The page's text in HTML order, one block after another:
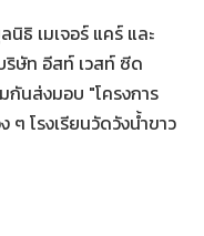
ธิ เมเจอร์ แคร์ และ
ษัท อีสท์ เวสท์ ซีด
นส่งมอบ "โครงการ
ๆ โรงเรียนวัดวังน้ำขาว